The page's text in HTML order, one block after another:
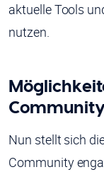
aktuelle Tools
nutzen.
Nun stellt sich
Community